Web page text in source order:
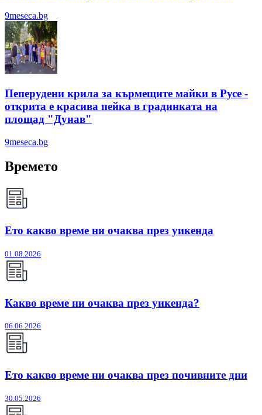
9meseca.bg
Пеперудени крила за кърмещите майки в Русе -
открита е красива пейка в градинката на
площад "Дунав"
9meseca.bg
Времето
Ето какво време ни очаква през уикенда
01.08.2026
Какво време ни очаква през уикенда?
06.06.2026
Ето какво време ни очаква през почивните дни
30.05.2026